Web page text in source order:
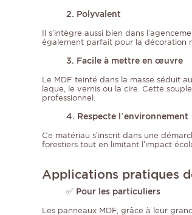
2. Polyvalent
Il s’intègre aussi bien dans
également parfait pour la décoration
3. Facile à mettre en œuvre
Le MDF teinté dans la masse séduit
laque, le vernis ou la cire. Cette
professionnel.
4. Respecte l’environnement
Ce matériau s’inscrit dans une
forestiers tout en limitant l’impact
Applications pratiques
✅Pour les particuliers
Les panneaux MDF, grâce à leur